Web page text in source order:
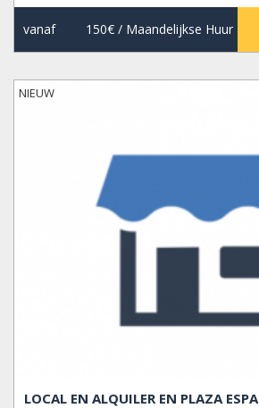
vanaf 150€/ Maandelijkse Huur
NIEUW
LOCAL EN ALQUILER EN PLAZA